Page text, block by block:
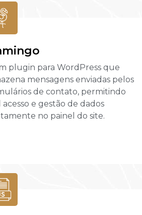
plugin para WordPress que
mensagens enviadas pelos
de contato, permitindo
acesso e gestão de dados
no painel do site.